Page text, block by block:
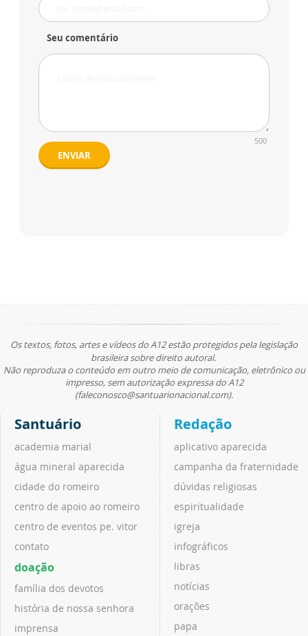
Seu comentário
500
ENVIAR
Os textos, fotos, artes e vídeos do A12 estão protegidos pela legislação
brasileira sobre direito autoral.
Não reproduza o conteúdo em outro meio de comunicação, eletrônico ou
impresso, sem autorização expressa do A12
(faleconosco@santuarionacional.com).
Santuário
academia marial
água mineral aparecida
cidade do romeiro
centro de apoio ao romeiro
centro de eventos pe. vitor
contato
doação
família dos devotos
história de nossa senhora
imprensa
Redação
aplicativo aparecida
campanha da fraternidade
dúvidas religiosas
espiritualidade
igreja
infográficos
libras
notícias
orações
papa